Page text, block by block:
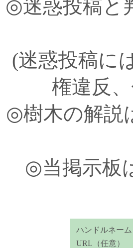
◎迷惑投稿と
(迷惑投稿に
権違反
◎樹木の解説
◎当掲示板
ハンドルネーム
URL（任意）